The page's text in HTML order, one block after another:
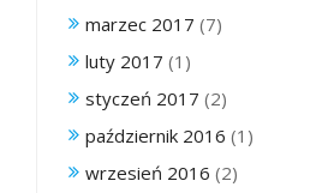
marzec 2017 (7)
luty 2017 (1)
styczeń 2017 (2)
październik 2016 (1)
wrzesień 2016 (2)